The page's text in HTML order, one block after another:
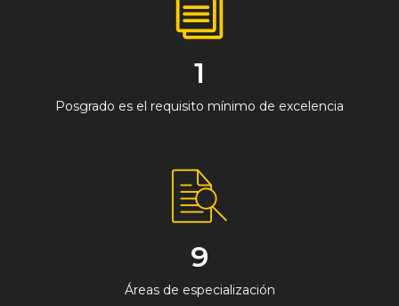
1
Posgrado es el requisito mínimo de excelencia
9
Áreas de especialización